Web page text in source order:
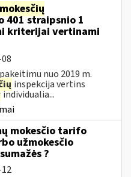
mokesčių
straipsnio 1
kriterijai vertinami
nuo 2019 m.
inspekcija vertins
individualia...
mokesčio tarifo
užmokesčio
?